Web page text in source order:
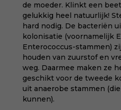
de moeder. Klinkt een
gelukkig heel natuurlijk!
hard nodig. De bacteriën
kolonisatie (voornamelijk
Enterococcus-stammen)
houden van zuurstof en
weg. Daarmee maken ze
geschikt voor de tweede
uit anaerobe stammen
kunnen).